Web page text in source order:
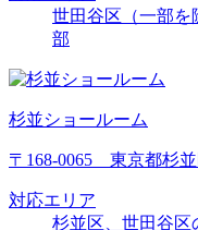
世田谷区（一部を
部
杉並ショールーム
〒168-0065 東京都杉
対応エリア
杉並区、世田谷区